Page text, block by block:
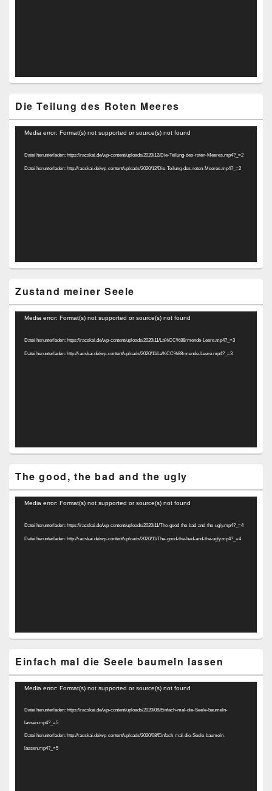
Die Teilung des Roten Meeres
Video-
Media error: Format(s) not supported or source(s) not found
Datei herunterladen: https://racskai.de/wp-content/uploads/2020/12/Die-Teilung-des-roten-Meeres.mp4?_=2
Datei herunterladen: http://racskai.de/wp-content/uploads/2020/12/Die-Teilung-des-roten-Meeres.mp4?_=2
Zustand meiner Seele
Video-
Media error: Format(s) not supported or source(s) not found
Datei herunterladen: https://racskai.de/wp-content/uploads/2020/11/La%CC%88rmende-Leere.mp4?_=3
Datei herunterladen: http://racskai.de/wp-content/uploads/2020/11/La%CC%88rmende-Leere.mp4?_=3
The good, the bad and the ugly
Video-
Media error: Format(s) not supported or source(s) not found
Datei herunterladen: https://racskai.de/wp-content/uploads/2020/11/The-good-the-bad-and-the-ugly.mp4?_=4
Datei herunterladen: http://racskai.de/wp-content/uploads/2020/11/The-good-the-bad-and-the-ugly.mp4?_=4
Einfach mal die Seele baumeln lassen
Video-
Media error: Format(s) not supported or source(s) not found
Datei herunterladen: https://racskai.de/wp-content/uploads/2020/08/Einfach-mal-die-Seele-baumeln-
lassen.mp4?_=5
Datei herunterladen: http://racskai.de/wp-content/uploads/2020/08/Einfach-mal-die-Seele-baumeln-
lassen.mp4?_=5